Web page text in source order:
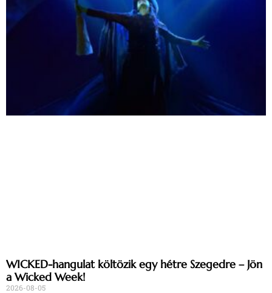
WICKED-hangulat költözik egy hétre Szegedre – Jön
a Wicked Week!
2026-08-05